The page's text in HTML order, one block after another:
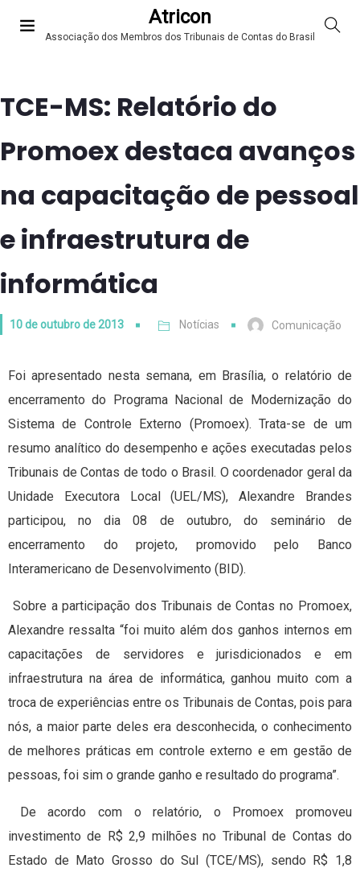
Atricon
Associação dos Membros dos Tribunais de Contas do Brasil
TCE-MS: Relatório do
Promoex destaca avanços
na capacitação de pessoal
e infraestrutura de
informática
10 de outubro de 2013 Notícias Comunicação
Foi apresentado nesta semana, em Brasília, o relatório de
encerramento do Programa Nacional de Modernização do
Sistema de Controle Externo (Promoex). Trata-se de um
resumo analítico do desempenho e ações executadas pelos
Tribunais de Contas de todo o Brasil. O coordenador geral da
Unidade Executora Local (UEL/MS), Alexandre Brandes
participou, no dia 08 de outubro, do seminário de
encerramento do projeto, promovido pelo Banco
Interamericano de Desenvolvimento (BID).
Sobre a participação dos Tribunais de Contas no Promoex,
Alexandre ressalta “foi muito além dos ganhos internos em
capacitações de servidores e jurisdicionados e em
infraestrutura na área de informática, ganhou muito com a
troca de experiências entre os Tribunais de Contas, pois para
nós, a maior parte deles era desconhecida, o conhecimento
de melhores práticas em controle externo e em gestão de
pessoas, foi sim o grande ganho e resultado do programa”.
De acordo com o relatório, o Promoex promoveu
investimento de R$ 2,9 milhões no Tribunal de Contas do
Estado de Mato Grosso do Sul (TCE/MS), sendo R$ 1,8